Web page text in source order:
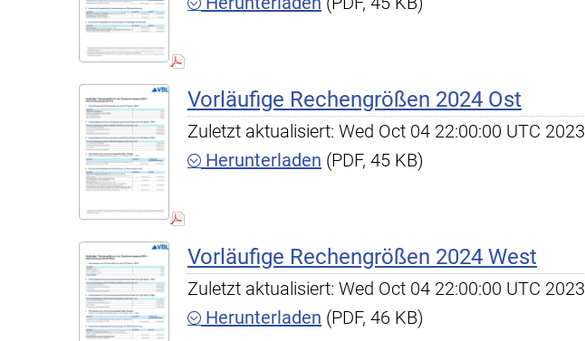
Vorläufige Rechengrößen 2024 Ost
Zuletzt aktualisiert: Wed Oct 04 22:00:00 UTC 2023
Herunterladen (PDF, 45 KB)
Vorläufige Rechengrößen 2024 West
Zuletzt aktualisiert: Wed Oct 04 22:00:00 UTC 2023
Herunterladen (PDF, 46 KB)